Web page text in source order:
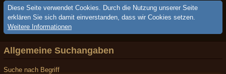
Diese Seite verwendet Cookies. Durch die Nutzung unserer Seite
erklären Sie sich damit einverstanden, dass wir Cookies setzen.
Weitere Informationen
Allgemeine Suchangaben
Suche nach Begriff